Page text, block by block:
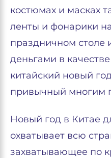
костюмах и масках
ленты и фонарики
праздничном столе
деньгами в
китайский новый
привычный многим
Новый год в Китае
охватывает всю
захватывающее по